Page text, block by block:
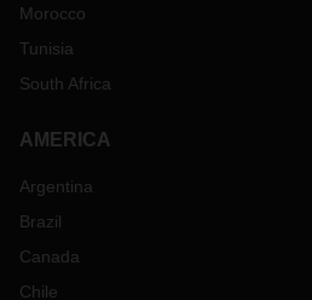
Morocco
Tunisia
South Africa
AMERICA
Argentina
Brazil
Canada
Chile